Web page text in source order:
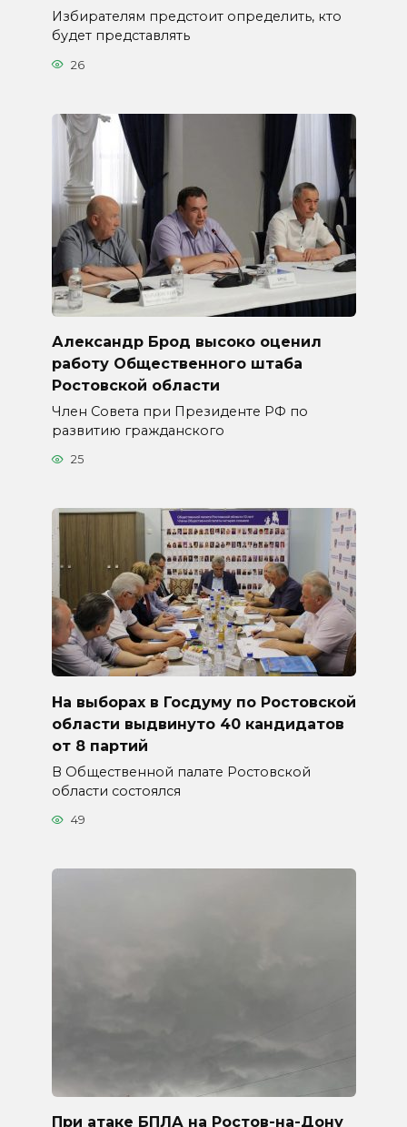
Избирателям предстоит определить, кто
будет представлять
26
Александр Брод высоко оценил
работу Общественного штаба
Ростовской области
Член Совета при Президенте РФ по
развитию гражданского
25
На выборах в Госдуму по Ростовской
области выдвинуто 40 кандидатов
от 8 партий
В Общественной палате Ростовской
области состоялся
49
При атаке БПЛА на Ростов-на-Дону